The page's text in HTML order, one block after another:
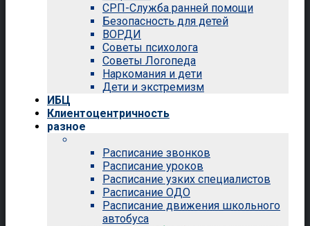
СРП-Служба ранней помощи
Безопасность для детей
ВОРДИ
Советы психолога
Советы Логопеда
Наркомания и дети
Дети и экстремизм
ИБЦ
Клиентоцентричность
разное
Расписание звонков
Расписание уроков
Расписание узких специалистов
Расписание ОДО
Расписание движения школьного
автобуса